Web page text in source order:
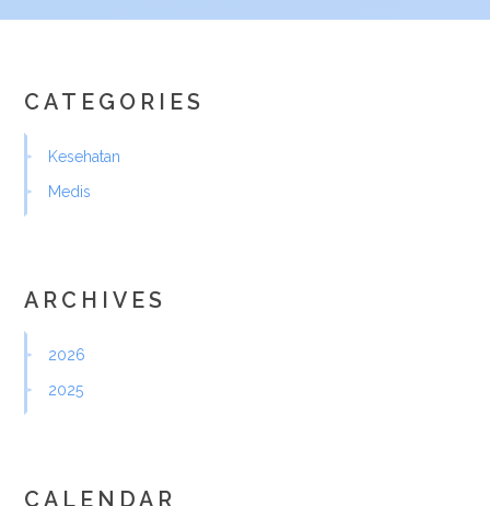
CATEGORIES
Kesehatan
Medis
ARCHIVES
2026
2025
CALENDAR